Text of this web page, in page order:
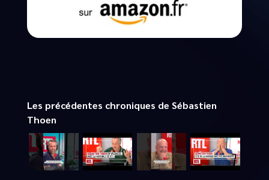
Les précédentes chroniques de Sébastien
Thoen